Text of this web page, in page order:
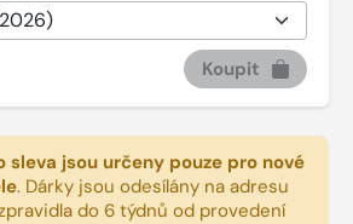
Koupit
sleva jsou určeny pouze pro nové
. Dárky jsou odesílány na adresu
do 6 týdnů od provedení